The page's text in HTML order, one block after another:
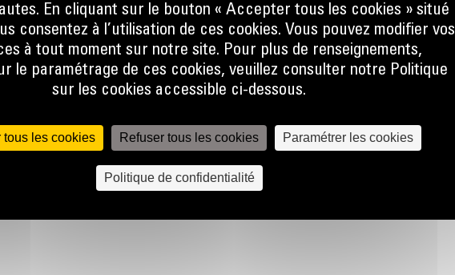
le flux
talon
ce
En cliquant sur le bouton « Accepter tous les cookies » situé
consentez à l’utilisation de ces cookies. Vous pouvez modifier vos
à tout moment sur notre site. Pour plus de renseignements,
le paramétrage de ces cookies, veuillez consulter notre Politique
sur les cookies accessible ci-dessous.
tous les cookies Refuser tous les cookies Paramétrer les cookies
Politique de confidentialité